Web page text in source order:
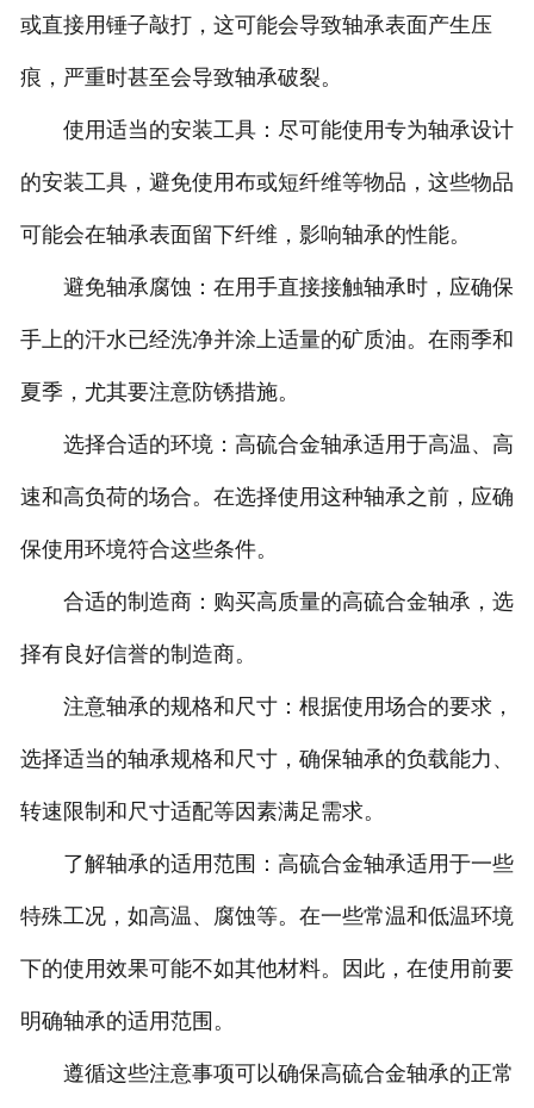
或直接用锤子敲打，这可能会导致轴承表面产生压
痕，严重时甚至会导致轴承破裂。
使用适当的安装工具：尽可能使用专为轴承设计
的安装工具，避免使用布或短纤维等物品，这些物品
可能会在轴承表面留下纤维，影响轴承的性能。
避免轴承腐蚀：在用手直接接触轴承时，应确保
手上的汗水已经洗净并涂上适量的矿质油。在雨季和
夏季，尤其要注意防锈措施。
选择合适的环境：高硫合金轴承适用于高温、高
速和高负荷的场合。在选择使用这种轴承之前，应确
保使用环境符合这些条件。
合适的制造商：购买高质量的高硫合金轴承，选
择有良好信誉的制造商。
注意轴承的规格和尺寸：根据使用场合的要求，
选择适当的轴承规格和尺寸，确保轴承的负载能力、
转速限制和尺寸适配等因素满足需求。
了解轴承的适用范围：高硫合金轴承适用于一些
特殊工况，如高温、腐蚀等。在一些常温和低温环境
下的使用效果可能不如其他材料。因此，在使用前要
明确轴承的适用范围。
遵循这些注意事项可以确保高硫合金轴承的正常